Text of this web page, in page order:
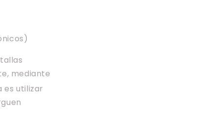
mediante
es utilizar